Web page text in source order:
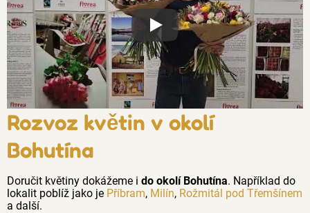
Proč jsou květiny z Florea tak
Rozvoz květin v okolí
Bohutína
Doručit květiny dokážeme i do okolí Bohutína. Například do
lokalit poblíž jako je Příbram, Milín, Rožmitál pod Třemšínem
a další.